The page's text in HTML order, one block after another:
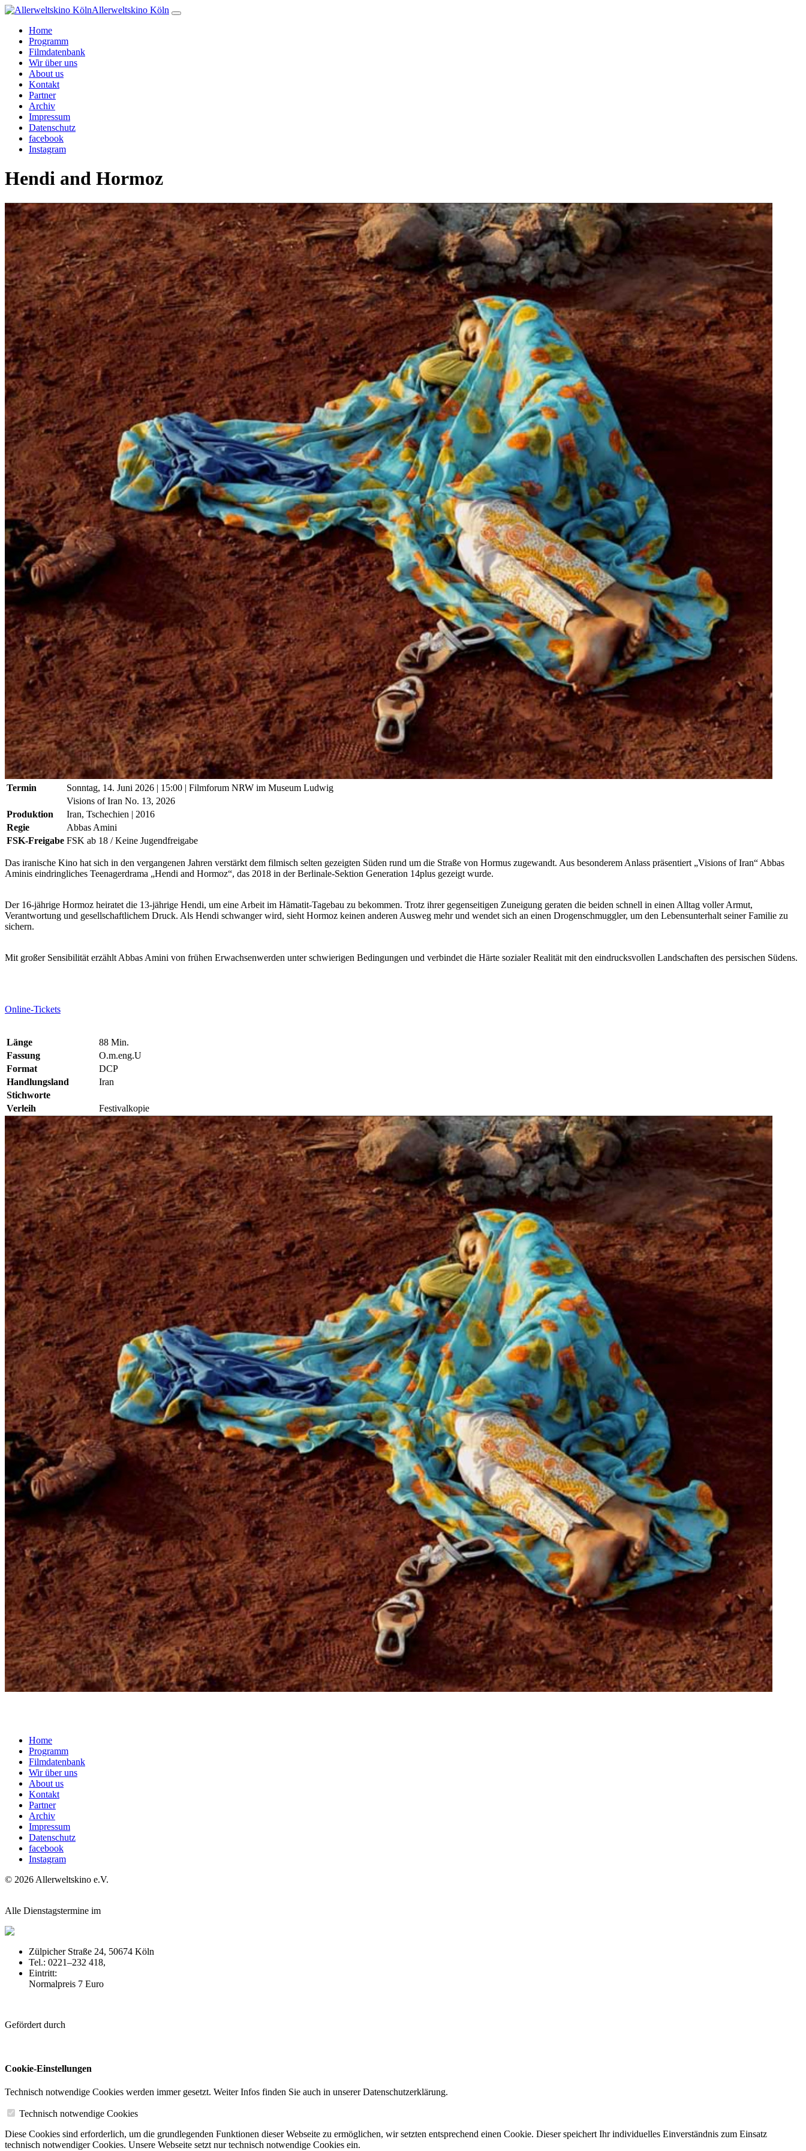
Allerweltskino Köln
Home
Programm
Filmdatenbank
Wir über uns
About us
Kontakt
Partner
Archiv
Impressum
Datenschutz
facebook
Instagram
Hendi and Hormoz
Termin Sonntag, 14. Juni 2026 | 15:00 | Filmforum NRW im Museum Ludwig
Visions of Iran No. 13, 2026
Produktion
Iran, Tschechien | 2016
Regie
Abbas Amini
FSK-Freigabe FSK ab 18 / Keine Jugendfreigabe
Das iranische Kino hat sich in den vergangenen Jahren verstärkt dem filmisch selten gezeigten Süden rund um die Straße von Hormus zugewandt. Aus besonderem Anlass präsentiert „Visions of Iran“ Abbas
Aminis eindringliches Teenagerdrama „Hendi and Hormoz“, das 2018 in der Berlinale-Sektion Generation 14plus gezeigt wurde.
Der 16-jährige Hormoz heiratet die 13-jährige Hendi, um eine Arbeit im Hämatit-Tagebau zu bekommen. Trotz ihrer gegenseitigen Zuneigung geraten die beiden schnell in einen Alltag voller Armut,
Verantwortung und gesellschaftlichem Druck. Als Hendi schwanger wird, sieht Hormoz keinen anderen Ausweg mehr und wendet sich an einen Drogenschmuggler, um den Lebensunterhalt seiner Familie zu
sichern.
Mit großer Sensibilität erzählt Abbas Amini von frühen Erwachsenwerden unter schwierigen Bedingungen und verbindet die Härte sozialer Realität mit den eindrucksvollen Landschaften des persischen Südens.
Online-Tickets
Länge
88 Min.
Fassung
O.m.eng.U
Format
DCP
Handlungsland
Iran
Stichworte
Verleih
Festivalkopie
Home
Programm
Filmdatenbank
Wir über uns
About us
Kontakt
Partner
Archiv
Impressum
Datenschutz
facebook
Instagram
© 2026 Allerweltskino e.V.
Alle Dienstagstermine im
Zülpicher Straße 24, 50674 Köln
Tel.: 0221–232 418,
Eintritt:
Normalpreis 7 Euro
Gefördert durch
Cookie-Einstellungen
Technisch notwendige Cookies werden immer gesetzt. Weiter Infos finden Sie auch in unserer Datenschutzerklärung.
Technisch notwendige Cookies
Diese Cookies sind erforderlich, um die grundlegenden Funktionen dieser Webseite zu ermöglichen, wir setzten entsprechend einen Cookie. Dieser speichert Ihr individuelles Einverständnis zum Einsatz
technisch notwendiger Cookies. Unsere Webseite setzt nur technisch notwendige Cookies ein.